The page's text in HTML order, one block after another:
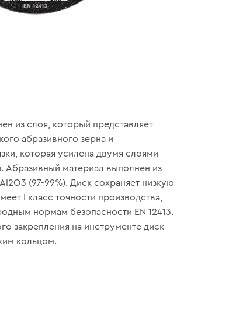
из слоя, который представляет
абразивного зерна и
которая усилена двумя слоями
Абразивный материал выполнен из
(97-99%). Диск сохраняет низкую
I класс точности производства,
нормам безопасности EN 12413.
закрепления на инструменте диск
кольцом.